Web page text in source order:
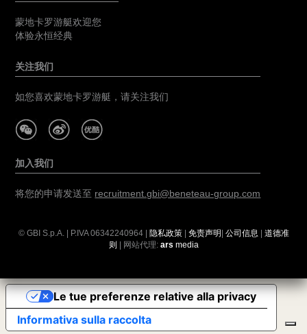
蒙地卡罗游艇欢迎您
体验永恒经典
关注我们
如您喜欢蒙地卡罗游艇，请关注我们
加入我们
将您的申请发送至 recruitment.gbi@beneteau-group.com
© GBI S.p.A. | P.IVA06342240964| 隐私政策| 免责声明| 公司信息 | 道德准
则 | 网站代理: ars media
Informativa sulla raccolta
Le tue preferenze relative alla privacy